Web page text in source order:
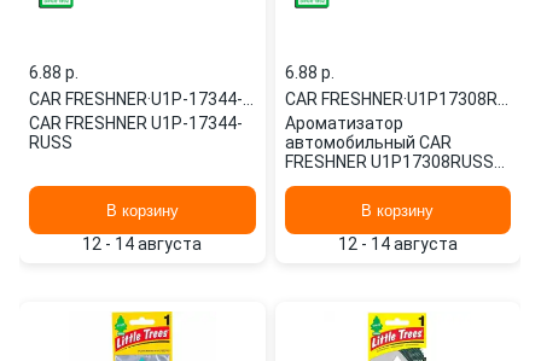
6.88 p.
CAR FRESHNER·
CAR FRESHNER U1P-17344-
RUSS
В корзину
12 - 14 августа
6.88 p.
CAR FRESHNER·
Ароматизатор
автомобильный CAR
FRESHNER U1P17308RUSS
В корзину
12 - 14 августа